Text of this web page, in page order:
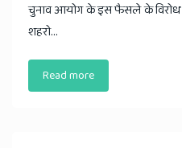
चुनाव आयोग के इस फैसले के विरोध
शहरो...
Read more